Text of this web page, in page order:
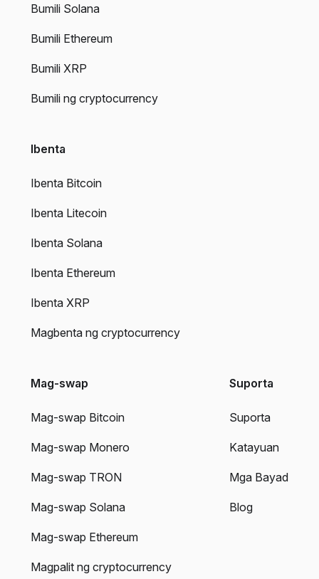
Bumili Solana
Bumili Ethereum
Bumili XRP
Bumili ng cryptocurrency
Ibenta
Ibenta Bitcoin
Ibenta Litecoin
Ibenta Solana
Ibenta Ethereum
Ibenta XRP
Magbenta ng cryptocurrency
Mag-swap
Mag-swap Bitcoin
Mag-swap Monero
Mag-swap TRON
Mag-swap Solana
Mag-swap Ethereum
Magpalit ng cryptocurrency
Suporta
Suporta
Katayuan
Mga Bayad
Blog